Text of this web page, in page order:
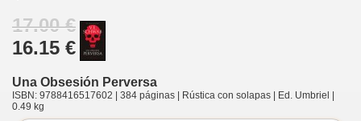
17.00 €
16.15 €
Una Obsesión Perversa
ISBN: 9788416517602 | 384 páginas | Rústica con solapas | Ed. Umbriel |
0.49 kg